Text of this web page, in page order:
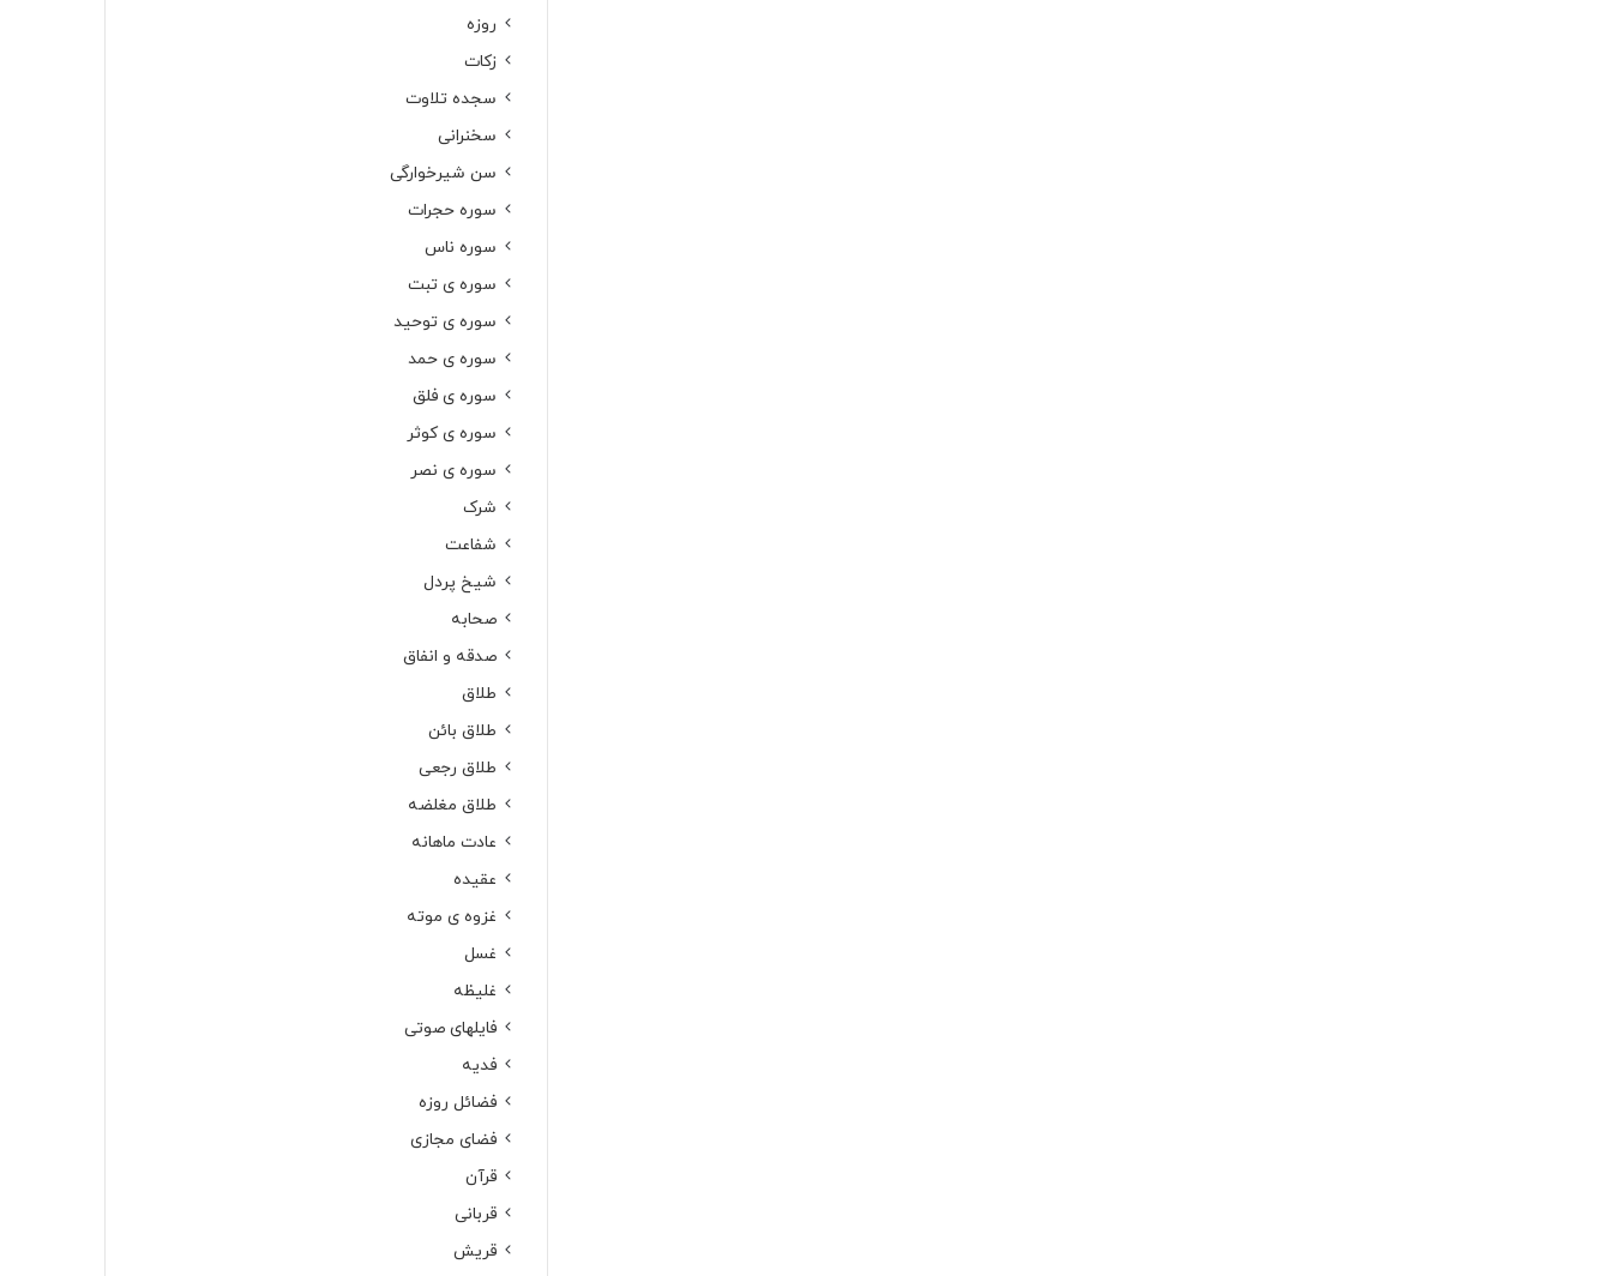
روزه
زکات
سجده تلاوت
سخنرانی
سن شیرخوارگی
سوره حجرات
سوره ناس
سوره ی تبت
سوره ی توحید
سوره ی حمد
سوره ی فلق
سوره ی کوثر
سوره ی نصر
شرک
شفاعت
شیخ پردل
صحابه
صدقه و انفاق
طلاق
طلاق بائن
طلاق رجعی
طلاق مغلضه
عادت ماهانه
عقیده
غزوه ی موته
غسل
غلیظه
فایلهای صوتی
فدیه
فضائل روزه
فضای مجازی
قرآن
قربانی
قریش